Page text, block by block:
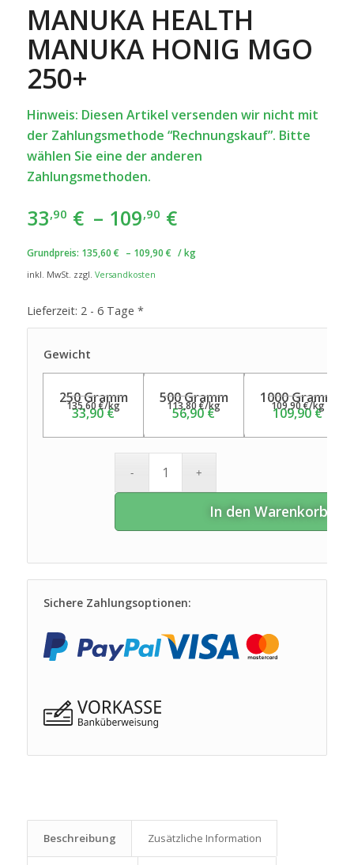
MANUKA HEALTH
MANUKA HONIG MGO
250+
Hinweis: Diesen Artikel versenden wir nicht mit
der Zahlungsmethode “Rechnungskauf”. Bitte
wählen Sie eine der anderen
Zahlungsmethoden.
33,90 € – 109,90 €
Grundpreis: 135,60 € – 109,90 € /kg
inkl. MwSt. zzgl. Versandkosten
Lieferzeit: 2 - 6 Tage *
Gewicht
250 Gramm
33,90€
135,60€/kg
500 Gramm
56,90€
113,80€/kg
1000 Gramm
109,90€
109,90€/kg
In den Warenkorb
Sichere Zahlungsoptionen:
Beschreibung Zusätzliche Information